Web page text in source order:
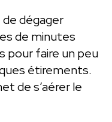
dégager
de minutes
pour faire un peu
étirements.
de s’aérer le